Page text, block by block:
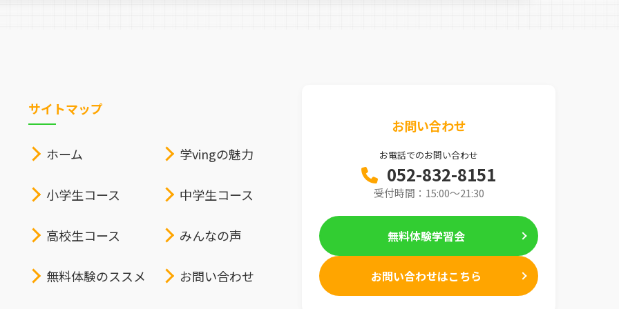
サイトマップ
ホーム 学vingの魅力
小学生コース 中学生コース
高校生コース みんなの声
無料体験のススメ お問い合わせ
お問い合わせ
お電話でのお問い合わせ
052-832-8151
受付時間：15:00〜21:30
無料体験学習会
お問い合わせはこちら